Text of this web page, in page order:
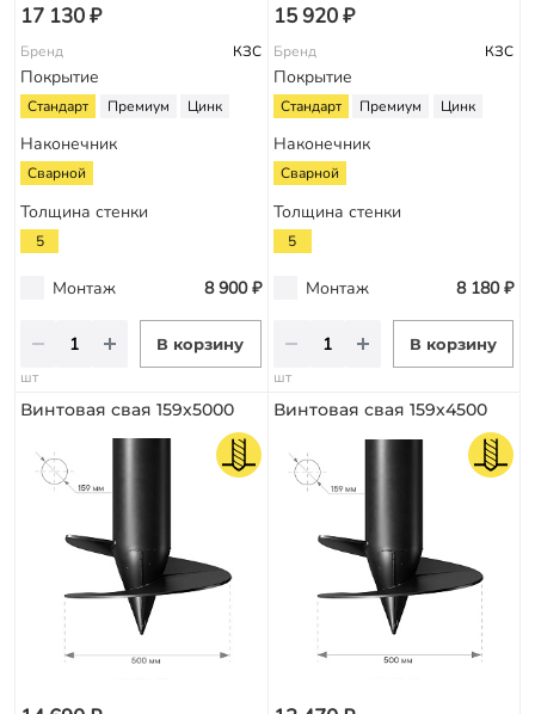
17 130 ₽
Бренд КЗС
Покрытие
Стандарт Премиум Цинк
Наконечник
Сварной
Толщина стенки
5
Монтаж 8 900 ₽
В корзину
шт
15 920 ₽
Бренд КЗС
Покрытие
Стандарт Премиум Цинк
Наконечник
Сварной
Толщина стенки
5
Монтаж 8 180 ₽
В корзину
шт
Винтовая свая 159х5000 Винтовая свая 159х4500